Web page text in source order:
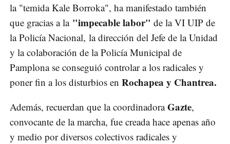
la "temida Kale Borroka", ha manifestado también
que gracias a la "impecable labor" de la VI UIP de
la Policía Nacional, la dirección del Jefe de la Unidad
y la colaboración de la Policía Municipal de
Pamplona se conseguió controlar a los radicales y
poner fin a los disturbios en Rochapea y Chantrea.
Además, recuerdan que la coordinadoraGazte,
convocante de la marcha, fue creada hace apenas año
y medio por diversos colectivos radicales y